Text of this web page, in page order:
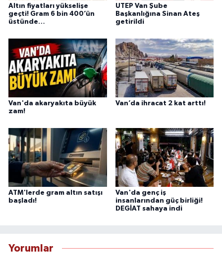
Altın fiyatları yükselişe
geçti! Gram 6 bin 400’ün
üstünde…
UTEP Van Şube
Başkanlığına Sinan Ateş
getirildi
Van'da akaryakıta büyük
zam!
Van’da ihracat 2 kat arttı!
ATM'lerde gram altın satışı
başladı!
Van'da genç iş
insanlarından güç birliği!
DEGİAT sahaya indi
Yorumlar